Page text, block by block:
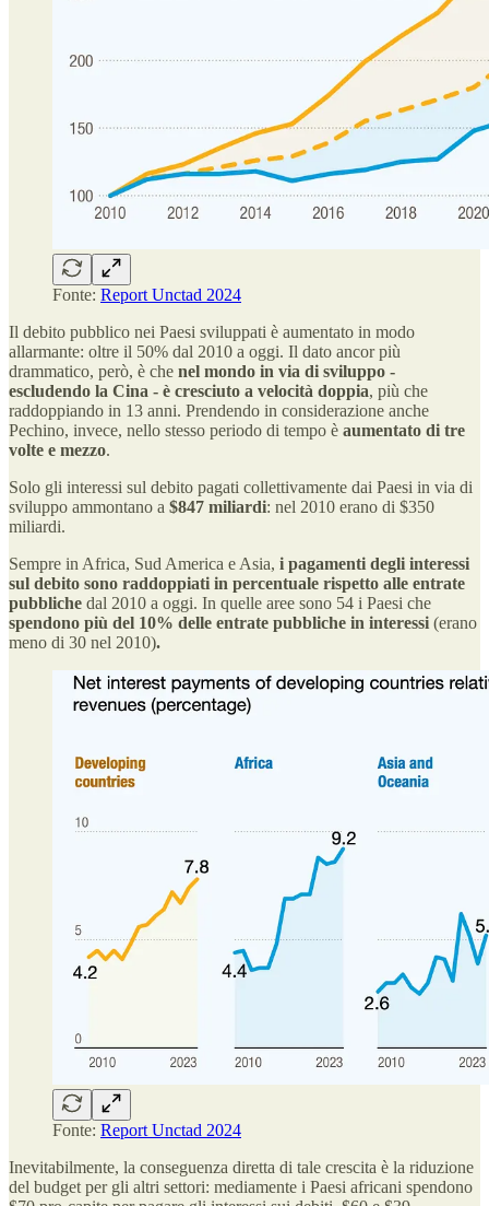
Fonte: Report Unctad 2024
Il debito pubblico nei Paesi sviluppati è aumentato in modo
allarmante: oltre il 50% dal 2010 a oggi. Il dato ancor più
drammatico, però, è che nel mondo in via di sviluppo -
escludendo la Cina - è cresciuto a velocità doppia, più che
raddoppiando in 13 anni. Prendendo in considerazione anche
Pechino, invece, nello stesso periodo di tempo è aumentato di tre
volte e mezzo.
Solo gli interessi sul debito pagati collettivamente dai Paesi in via di
sviluppo ammontano a $847 miliardi: nel 2010 erano di $350
miliardi.
Sempre in Africa, Sud America e Asia, i pagamenti degli interessi
sul debito sono raddoppiati in percentuale rispetto alle entrate
pubbliche dal 2010 a oggi. In quelle aree sono 54 i Paesi che
spendono più del 10% delle entrate pubbliche in interessi (erano
meno di 30 nel 2010).
Fonte: Report Unctad 2024
Inevitabilmente, la conseguenza diretta di tale crescita è la riduzione
del budget per gli altri settori: mediamente i Paesi africani spendono